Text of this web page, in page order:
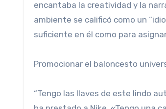
encantaba la creatividad y la
ambiente se calificó como un
suficiente en él como para
Promocionar el baloncesto
“Tengo las llaves de este lindo